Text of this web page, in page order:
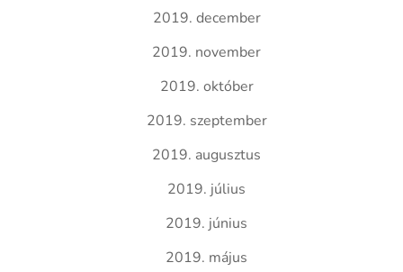
2019. december
2019. november
2019. október
2019. szeptember
2019. augusztus
2019. július
2019. június
2019. május